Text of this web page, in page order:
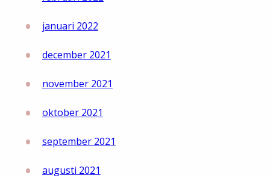
januari 2022
december 2021
november 2021
oktober 2021
september 2021
augusti 2021